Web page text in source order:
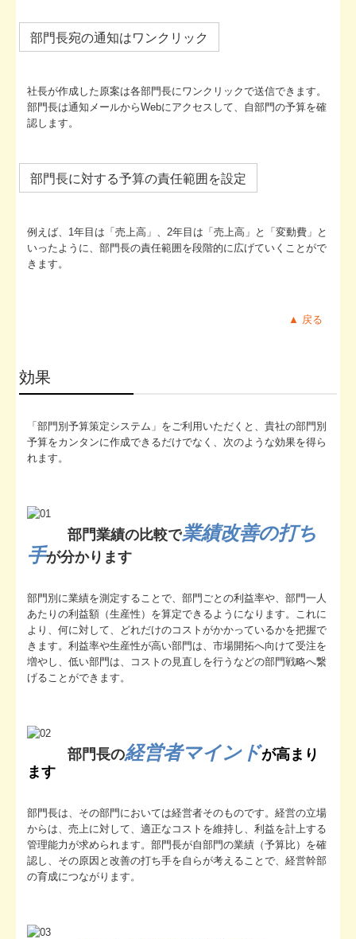
部門長宛の通知はワンクリック
社長が作成した原案は各部門長にワンクリックで送信できます。
部門長は通知メールからWebにアクセスして、自部門の予算を確
認します。
部門長に対する予算の責任範囲を設定
例えば、1年目は「売上高」、2年目は「売上高」と「変動費」と
いったように、部門長の責任範囲を段階的に広げていくことがで
きます。
▲ 戻る
効果
「部門別予算策定システム」をご利用いただくと、貴社の部門別
予算をカンタンに作成できるだけでなく、次のような効果を得ら
れます。
部門業績の比較で業績改善の打ち
手が分かります
部門別に業績を測定することで、部門ごとの利益率や、部門一人
あたりの利益額（生産性）を算定できるようになります。これに
より、何に対して、どれだけのコストがかかっているかを把握で
きます。利益率や生産性が高い部門は、市場開拓へ向けて受注を
増やし、低い部門は、コストの見直しを行うなどの部門戦略へ繋
げることができます。
部門長の経営者マインドが高まり
ます
部門長は、その部門においては経営者そのものです。経営の立場
からは、売上に対して、適正なコストを維持し、利益を計上する
管理能力が求められます。部門長が自部門の業績（予算比）を確
認し、その原因と改善の打ち手を自らが考えることで、経営幹部
の育成につながります。